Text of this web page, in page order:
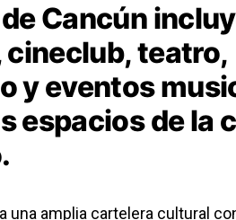
Cancún
teatro,
y eventos
espacios de la
una amplia cartelera cultural